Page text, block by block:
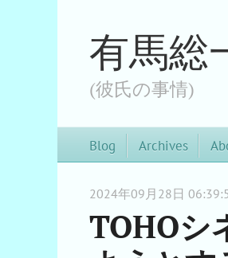
有馬総
(彼氏の事情)
Blog Archives
2024年09月28日
TOHOシ